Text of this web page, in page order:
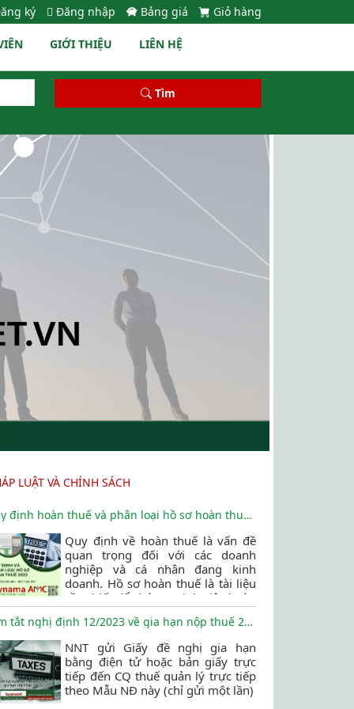
ký Đăng nhập Bảng giá Giỏ hàng
GIỚI THIỆU LIÊN HỆ
Tìm
LUẬT VÀ CHÍNH SÁCH
Quy định hoàn thuế và phân loại hồ sơ hoàn thuế 2023
Quy định về hoàn thuế là vấn đề
quan trọng đối với các doanh
nghiệp và cá nhân đang kinh
doanh. Hồ sơ hoàn thuế là tài liệu
cần thiết để chứng minh việc hoàn
thuế và phải tuân thủ các quy định
liên quan. Bài viết này sẽ giúp bạn
hiểu rõ hơn về quy định và phân
loại hồ sơ hoàn thuế để giảm thiểu
các rủi ro liên quan đến thuế.
Tóm tắt nghị định 12/2023 về gia hạn nộp thuế 2023
NNT gửi Giấy đề nghị gia hạn
bằng điện tử hoặc bản giấy trực
tiếp đến CQ thuế quản lý trực tiếp
theo Mẫu NĐ này (chỉ gửi một lần)